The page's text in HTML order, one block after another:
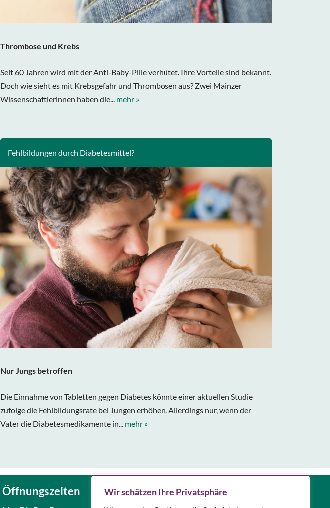
Wir schätzen Ihre Privatsphäre
Thrombose und Krebs
Seit 60 Jahren wird mit der Anti-Baby-Pille verhütet. Ihre Vorteile sind bekannt.
Doch wie sieht es mit Krebsgefahr und Thrombosen aus? Zwei Mainzer
Wissenschaftlerinnen haben die... mehr »
Fehlbildungen durch Diabetesmittel?
Nur Jungs betroffen
Die Einnahme von Tabletten gegen Diabetes könnte einer aktuellen Studie
zufolge die Fehlbildungsrate bei Jungen erhöhen. Allerdings nur, wenn der
Vater die Diabetesmedikamente in... mehr »
Öffnungszeiten Notdienst